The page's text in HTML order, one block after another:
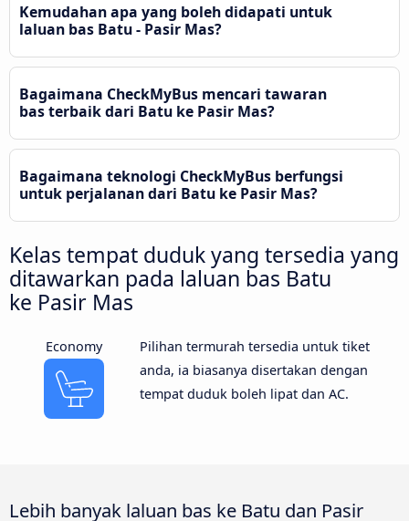
Kemudahan apa yang boleh didapati untuk
laluan bas Batu - Pasir Mas?
Bagaimana CheckMyBus mencari tawaran
bas terbaik dari Batu ke Pasir Mas?
Bagaimana teknologi CheckMyBus berfungsi
untuk perjalanan dari Batu ke Pasir Mas?
Kelas tempat duduk yang tersedia yang
ditawarkan pada laluan bas Batu
ke Pasir Mas
Economy
Pilihan termurah tersedia untuk tiket
anda, ia biasanya disertakan dengan
tempat duduk boleh lipat dan AC.
Lebih banyak laluan bas ke Batu dan Pasir